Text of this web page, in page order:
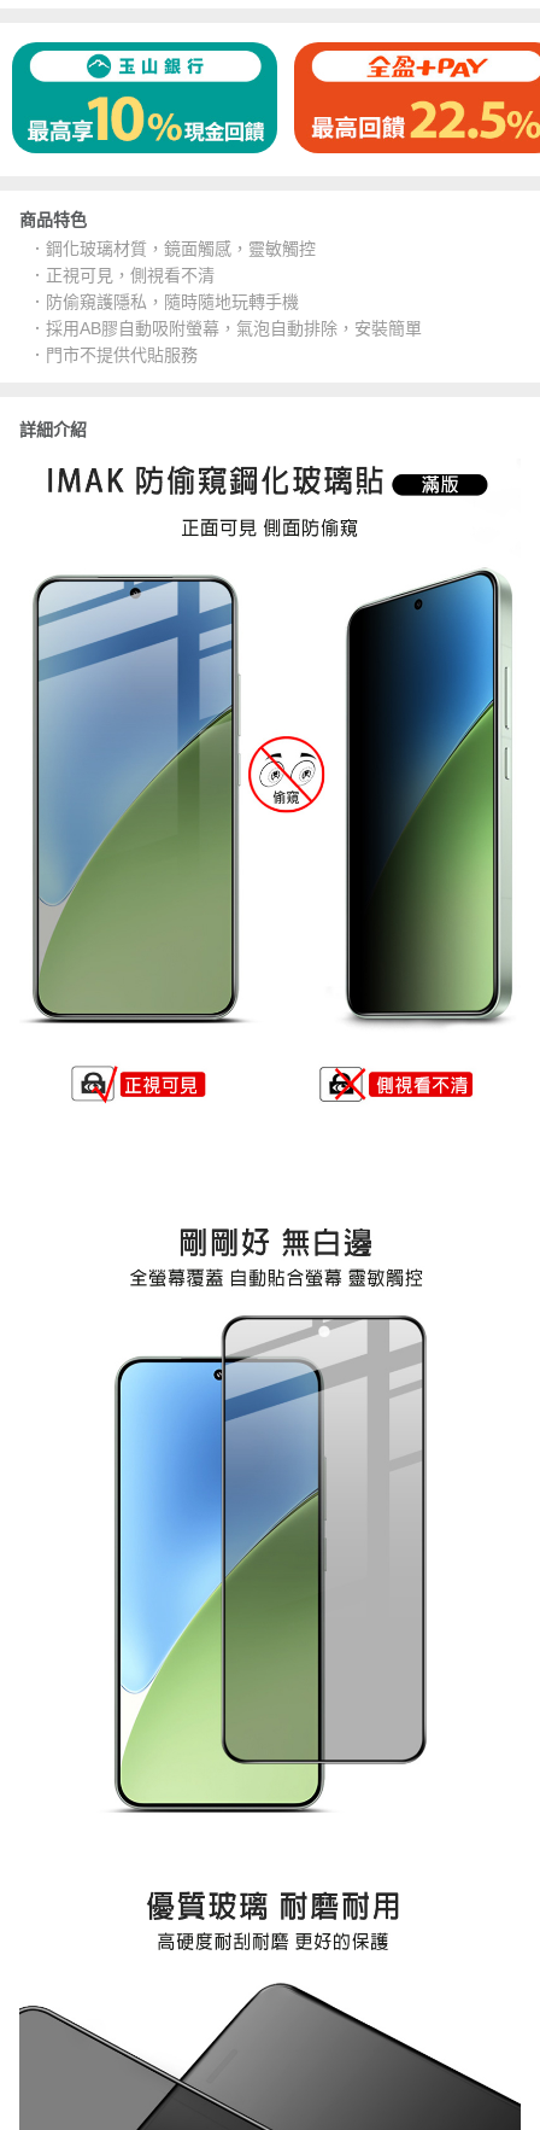
商品特色
．鋼化玻璃材質，鏡面觸感，靈敏觸控
．正視可見，側視看不清
．防偷窺護隱私，隨時隨地玩轉手機
．採用AB膠自動吸附螢幕，氣泡自動排除，安裝簡單
．門市不提供代貼服務
詳細介紹